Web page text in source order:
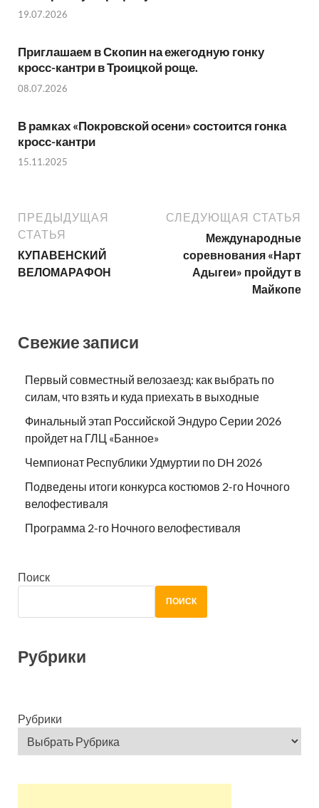
19.07.2026
Приглашаем в Скопин на ежегодную гонку
кросс-кантри в Троицкой роще.
08.07.2026
В рамках «Покровской осени» состоится гонка
кросс-кантри
15.11.2025
ПРЕДЫДУЩАЯ
СТАТЬЯ
КУПАВЕНСКИЙ
ВЕЛОМАРАФОН
СЛЕДУЮЩАЯ СТАТЬЯ
Международные
соревнования «Нарт
Адыгеи» пройдут в
Майкопе
Свежие записи
Первый совместный велозаезд: как выбрать по
силам, что взять и куда приехать в выходные
Финальный этап Российской Эндуро Серии 2026
пройдет на ГЛЦ «Банное»
Чемпионат Республики Удмуртии по DH 2026
Подведены итоги конкурса костюмов 2-го Ночного
велофестиваля
Программа 2-го Ночного велофестиваля
Поиск
ПОИСК
Рубрики
Рубрики